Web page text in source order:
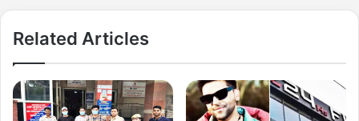
Related Articles